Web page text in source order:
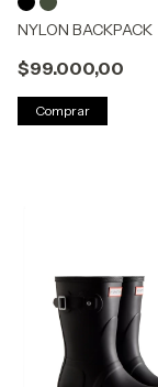
NYLON BACKPACK
$99.000,00
Comprar